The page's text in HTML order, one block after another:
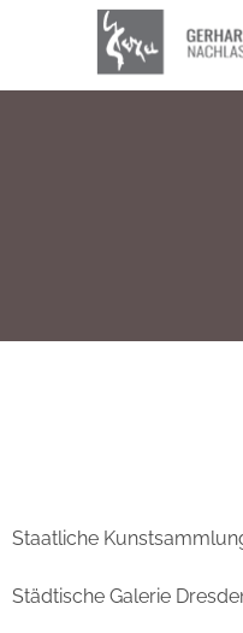
Staatliche
Städtische Galerie